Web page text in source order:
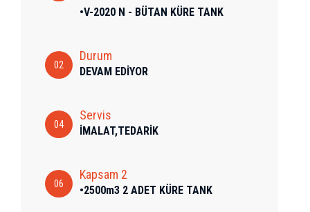
•V-2020 N - BÜTAN KÜRE TANK
02
Durum
DEVAM EDİYOR
04
Servis
İMALAT,TEDARİK
06
Kapsam 2
•2500m3 2 ADET KÜRE TANK